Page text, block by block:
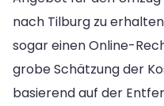
nach Tilburg zu
sogar einen Online-
grobe Schätzung der
basierend auf der